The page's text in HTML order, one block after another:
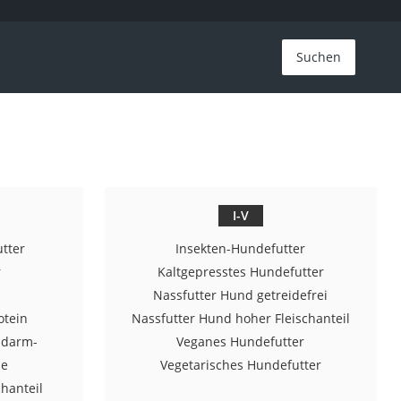
Suchen
I-V
Insekten-Hundefutter
Kaltgepresstes Hundefutter
Nassfutter Hund getreidefrei
Nassfutter Hund hoher Fleischanteil
Veganes Hundefutter
Vegetarisches Hundefutter